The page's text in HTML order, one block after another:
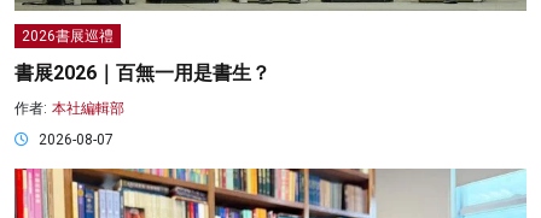
2026書展巡禮
書展2026｜百無一用是書生？
作者: 本社編輯部
2026-08-07